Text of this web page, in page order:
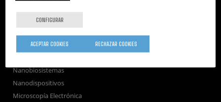
Corporate Compliance
Nanoóptica
Nanobiosistemas
Nanodispositivos
Microscopía Electrónica
CONFIGURAR
RECHAZAR COOKIES
ACEPTAR COOKIES